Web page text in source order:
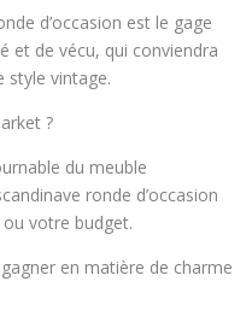
d’occasion est le gage
et de vécu, qui conviendra
style vintage.
?
du meuble
ronde d’occasion
votre budget.
en matière de charme